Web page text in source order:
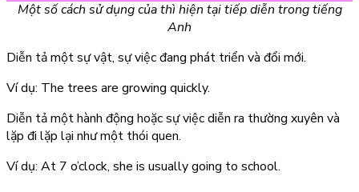
Một số cách sử dụng của thì hiện tại tiếp diễn trong tiếng
Anh
Diễn tả một sự vật, sự việc đang phát triển và đổi mới.
Ví dụ: The trees are growing quickly.
Diễn tả một hành động hoặc sự việc diễn ra thường xuyên và
lặp đi lặp lại như một thói quen.
Ví dụ: At 7 o’clock, she is usually going to school.